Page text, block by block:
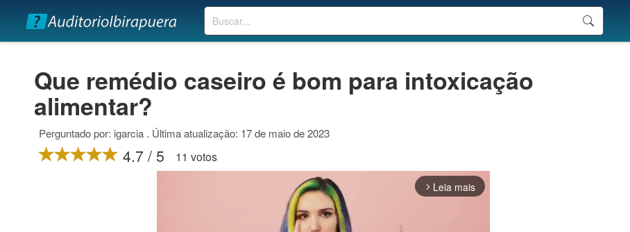
Buscar
Que remédio caseiro é bom para intoxicação
alimentar?
Perguntado por: igarcia . Última atualização: 17 de maio de 2023
4.7 / 5 11 votos
arrow_forward_ios Leia mais